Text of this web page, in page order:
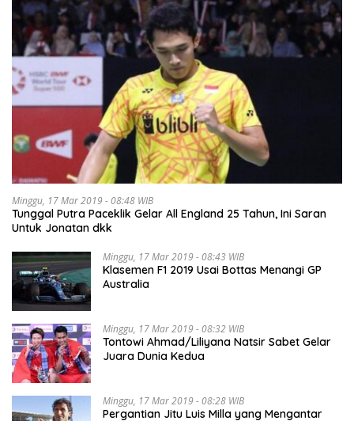
Minggu, 17 Mar 2019 - 08:48 WIB
Tunggal Putra Paceklik Gelar All England 25 Tahun, Ini Saran
Untuk Jonatan dkk
Minggu, 17 Mar 2019 - 08:43 WIB
Klasemen F1 2019 Usai Bottas Menangi GP
Australia
Minggu, 17 Mar 2019 - 08:32 WIB
Tontowi Ahmad/Liliyana Natsir Sabet Gelar
Juara Dunia Kedua
Minggu, 17 Mar 2019 - 08:28 WIB
Pergantian Jitu Luis Milla yang Mengantar